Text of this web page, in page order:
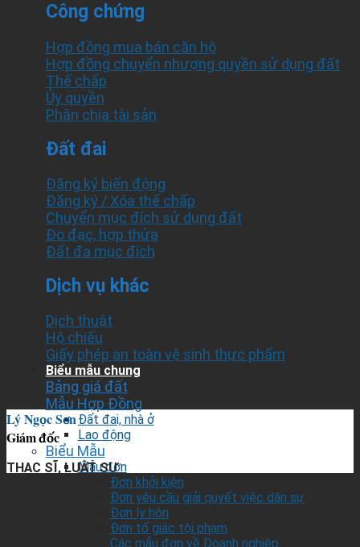
Công chứng
Hợp đồng mua bán căn hộ
Hợp đồng chuyển nhượng quyền sử dụng đất
Thế chấp
Ủy quyền
Phân chia tài sản
Đất đai
Đăng ký biến động
Đăng ký / Xóa thế chấp
Chuyển mục đích sử dụng đất
Đo đạc, hợp thửa
Đất đa mục đích
Dịch vụ khác
Dịch thuật
Hộ chiếu
Giấy phép an toàn vệ sinh thực phẩm
Biểu mẫu chung
Bảng giá đất
Mẫu Hợp Đồng
Đất đai, nhà ở
Lao động
Biểu Mẫu
Mẫu đơn
Đơn khởi kiện
Đơn yêu cầu giải quyết việc dân sự
Đơn ly hôn
Đơn tố giác tội phạm
Các mẫu đơn về Doanh nghiệp
Lý Ngọc Sơn
Giám đốc
THẠC SĨ, LUẬT SƯ